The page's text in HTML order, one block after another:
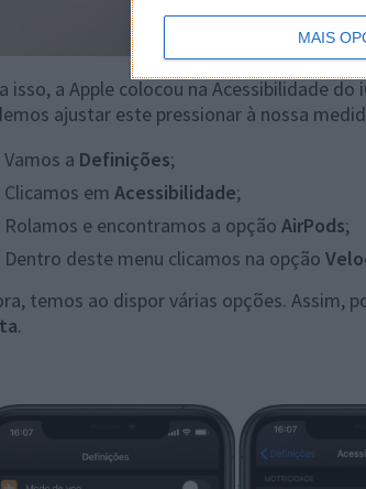
MAIS
isso, a Apple colocou na Acessibilidade
ajustar este pressionar à nossa
Vamos a Definições;
Clicamos em Acessibilidade;
Rolamos e encontramos a opção AirPods;
Dentro deste menu clicamos na opção
temos ao dispor várias opções. Assim,
.